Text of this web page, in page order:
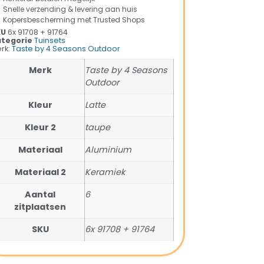
Snelle verzending & levering aan huis
Kopersbescherming met Trusted Shops
6x 91708 + 91764
Tuinsets
Taste by 4 Seasons Outdoor
Merk
Taste by 4 Seasons
Outdoor
Kleur
Latte
Kleur 2
taupe
Materiaal
Aluminium
Materiaal 2
Keramiek
Aantal
zitplaatsen
6
SKU 6x 91708 + 91764